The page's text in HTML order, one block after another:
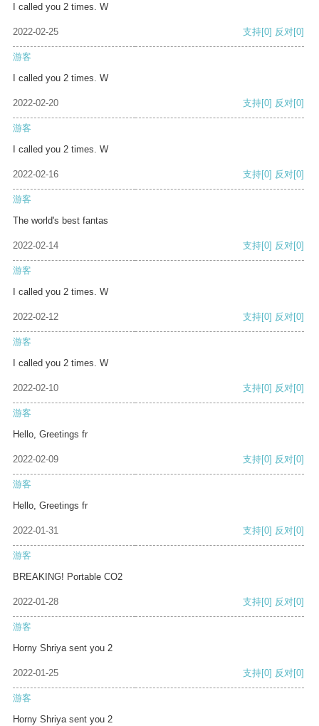
I called you 2 times. W
2022-02-25 支持[0] 反对[0]
游客
I called you 2 times. W
2022-02-20 支持[0] 反对[0]
游客
I called you 2 times. W
2022-02-16 支持[0] 反对[0]
游客
The world's best fantas
2022-02-14 支持[0] 反对[0]
游客
I called you 2 times. W
2022-02-12 支持[0] 反对[0]
游客
I called you 2 times. W
2022-02-10 支持[0] 反对[0]
游客
Hello, Greetings fr
2022-02-09 支持[0] 反对[0]
游客
Hello, Greetings fr
2022-01-31 支持[0] 反对[0]
游客
BREAKING! Portable CO2
2022-01-28 支持[0] 反对[0]
游客
Horny Shriya sent you 2
2022-01-25 支持[0] 反对[0]
游客
Horny Shriya sent you 2